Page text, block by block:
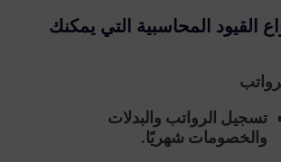
القيود المحاسبية التي يمكنك
تسجيل الرواتب والبدلات
والخصومات شهريًا.